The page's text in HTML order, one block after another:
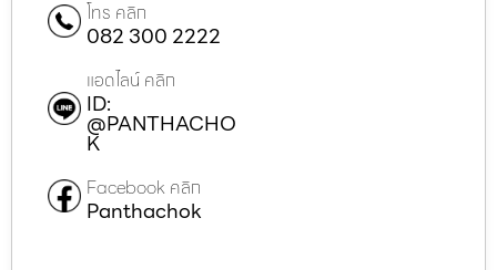
โทร คลิก
082 300 2222
แอดไลน์ คลิก
ID:
@PANTHACHO
K
Facebook คลิก
Panthachok